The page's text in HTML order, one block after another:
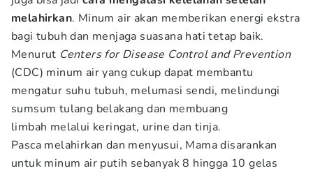
melahirkan. Minum air akan memberikan energi ekstra
bagi tubuh dan menjaga suasana hati tetap baik.
Menurut Centers for Disease Control and Prevention
(CDC) minum air yang cukup dapat membantu
mengatur suhu tubuh, melumasi sendi, melindungi
sumsum tulang belakang dan membuang
limbah melalui keringat, urine dan tinja.
Pasca melahirkan dan menyusui, Mama disarankan
untuk minum air putih sebanyak 8 hingga 10 gelas